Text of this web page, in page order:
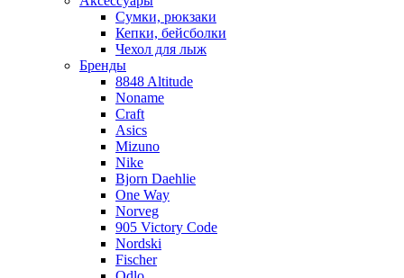
Сумки, рюкзаки
Кепки, бейсболки
Чехол для лыж
Бренды
8848 Altitude
Noname
Craft
Asics
Mizuno
Nike
Bjorn Daehlie
One Way
Norveg
905 Victory Code
Nordski
Fischer